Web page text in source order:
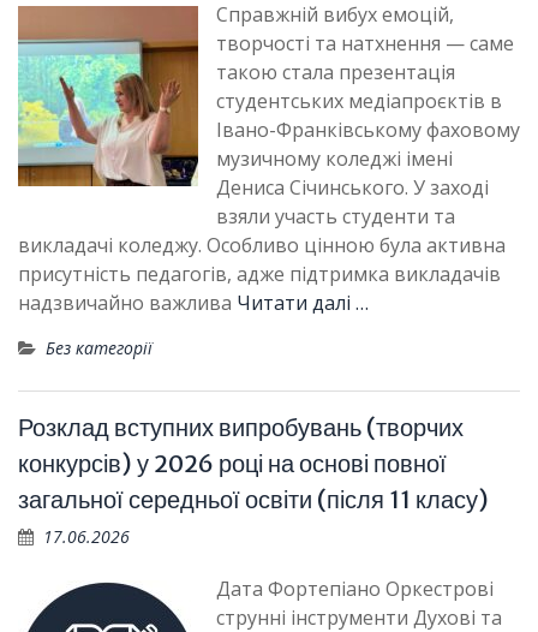
Справжній вибух емоцій,
творчості та натхнення — саме
такою стала презентація
студентських медіапроєктів в
Івано-Франківському фаховому
музичному коледжі імені
Дениса Січинського. У заході
взяли участь студенти та
викладачі коледжу. Особливо цінною була активна
присутність педагогів, адже підтримка викладачів
надзвичайно важлива Читати далі …
Без категорії
Розклад вступних випробувань (творчих
конкурсів) у 2026 році на основі повної
загальної середньої освіти (після 11 класу)
17.06.2026
Дата Фортепіано Оркестрові
струнні інструменти Духові та